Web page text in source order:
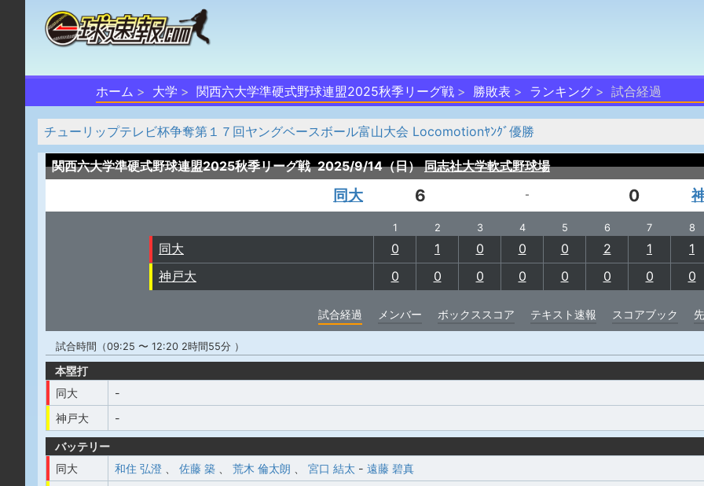
ホーム 大学 関西六大学準硬式野球連盟2025秋季リーグ戦 勝敗表 ランキング 試合経過
チューリップテレビ杯争奪第１７回ヤングベースボール富山大会 Locomotionﾔﾝｸﾞ優勝
関西六大学準硬式野球連盟2025秋季リーグ戦 2025/9/14（日） 同志社大学軟式野球場
同大 6 - 0
1 2 3 4 5 6 7 8
同大 0 1 0 0 0 2 1
1
神戸大
0 0 0 0 0 0 0 0
試合経過 メンバー ボックススコア テキスト速報 スコアブック
試合時間（09:25 〜 12:20 2時間55分 ）
本塁打
同大
-
神戸大
-
バッテリー
同大
和住 弘澄 佐藤 築 荒木 倫太朗 宮口 結太 - 遠藤 碧真